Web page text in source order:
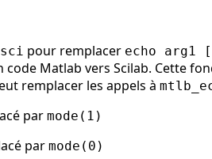
pour remplacer echo arg1
Matlab vers Scilab. Cette
remplacer les appels à
par mode(1)
par mode(0)